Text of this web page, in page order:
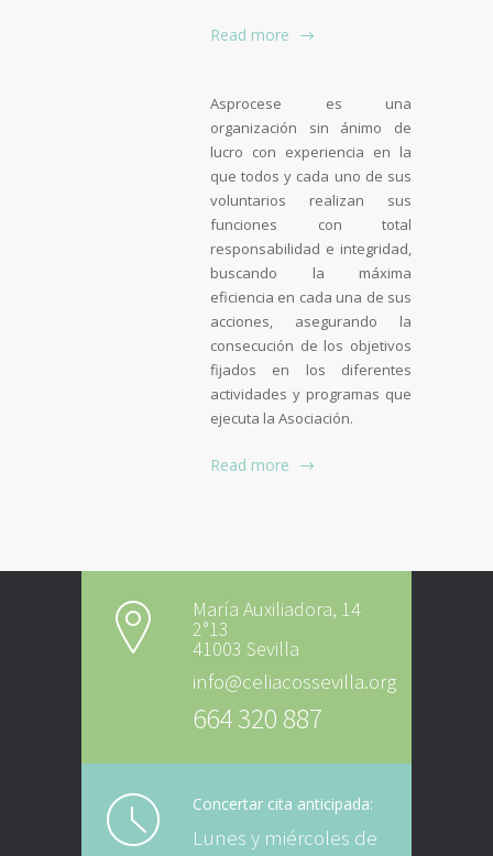
Read more
Asprocese es una
organización sin ánimo de
lucro con experiencia en la
que todos y cada uno de sus
voluntarios realizan sus
funciones con total
responsabilidad e integridad,
buscando la máxima
eficiencia en cada una de sus
acciones, asegurando la
consecución de los objetivos
fijados en los diferentes
actividades y programas que
ejecuta la Asociación.
Read more
María Auxiliadora, 14
2°13
41003 Sevilla
info@celiacossevilla.org
664 320 887
Concertar cita anticipada:
Lunes y miércoles de